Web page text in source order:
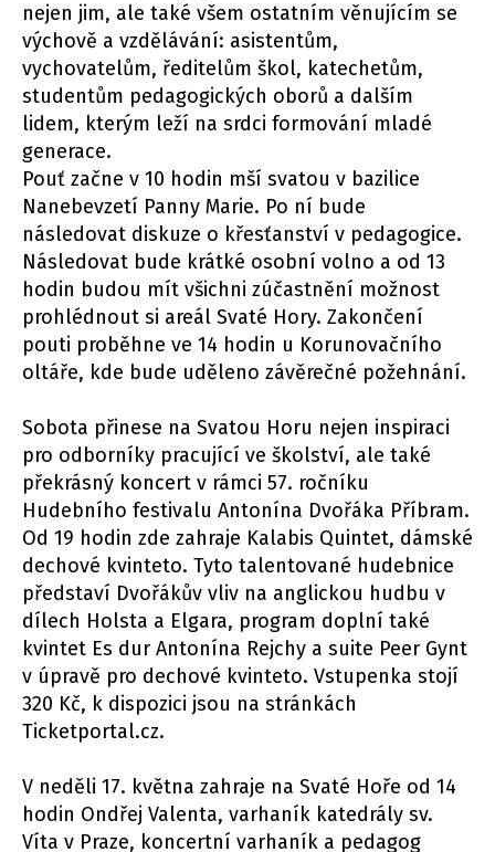
nejen jim, ale také všem ostatním věnujícím se
výchově a vzdělávání: asistentům,
vychovatelům, ředitelům škol, katechetům,
studentům pedagogických oborů a dalším
lidem, kterým leží na srdci formování mladé
generace.
Pouť začne v 10 hodin mší svatou v bazilice
Nanebevzetí Panny Marie. Po ní bude
následovat diskuze o křesťanství v pedagogice.
Následovat bude krátké osobní volno a od 13
hodin budou mít všichni zúčastnění možnost
prohlédnout si areál Svaté Hory. Zakončení
pouti proběhne ve 14 hodin u Korunovačního
oltáře, kde bude uděleno závěrečné požehnání.
Sobota přinese na Svatou Horu nejen inspiraci
pro odborníky pracující ve školství, ale také
překrásný koncert v rámci 57. ročníku
Hudebního festivalu Antonína Dvořáka Příbram.
Od 19 hodin zde zahraje Kalabis Quintet, dámské
dechové kvinteto. Tyto talentované hudebnice
představí Dvořákův vliv na anglickou hudbu v
dílech Holsta a Elgara, program doplní také
kvintet Es dur Antonína Rejchy a suite Peer Gynt
v úpravě pro dechové kvinteto. Vstupenka stojí
320 Kč, k dispozici jsou na stránkách
Ticketportal.cz.
V neděli 17. května zahraje na Svaté Hoře od 14
hodin Ondřej Valenta, varhaník katedrály sv.
Víta v Praze, koncertní varhaník a pedagog